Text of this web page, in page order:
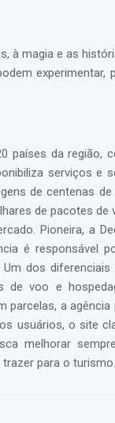
à magia e as
experimentar,
países da
serviços
de centenas
de pacotes
Pioneira, a
é responsável
dos
voo e
a
usuários, o site
melhorar
para o turismo.